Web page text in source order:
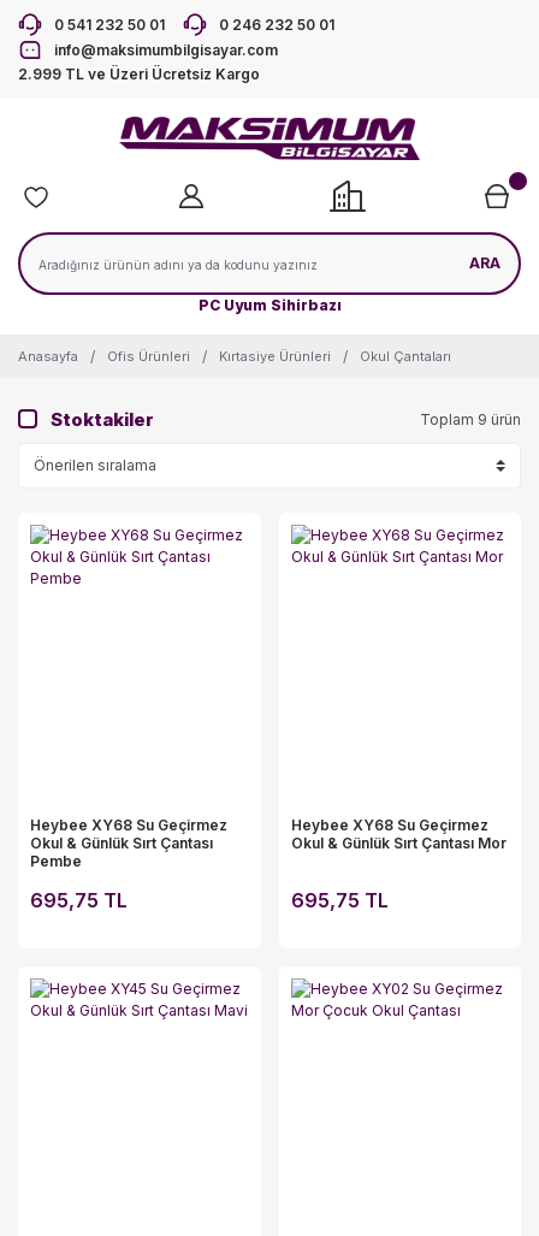
0 541 232 50 01
0 246 232 50 01
info@maksimumbilgisayar.com
2.999 TL ve Üzeri Ücretsiz Kargo
PC Uyum Sihirbazı
ARA
Anasayfa Ofis Ürünleri Kırtasiye Ürünleri Okul Çantaları
Stoktakiler Toplam 9 ürün
Heybee XY68 Su Geçirmez
Okul & Günlük Sırt Çantası
Pembe
695,75 TL
Heybee XY68 Su Geçirmez
Okul & Günlük Sırt Çantası Mor
695,75 TL